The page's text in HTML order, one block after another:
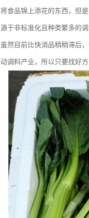
将食品锦上添花的东西，但
源于非标准化且种类繁多的
虽然目前比快消品稍稍滞后
动调料产业，所以只要找好